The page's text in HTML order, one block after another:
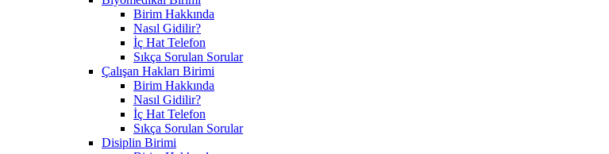
Birim Hakkında
Nasıl Gidilir?
İç Hat Telefon
Sıkça Sorulan Sorular
Çalışan Hakları Birimi
Birim Hakkında
Nasıl Gidilir?
İç Hat Telefon
Sıkça Sorulan Sorular
Disiplin Birimi